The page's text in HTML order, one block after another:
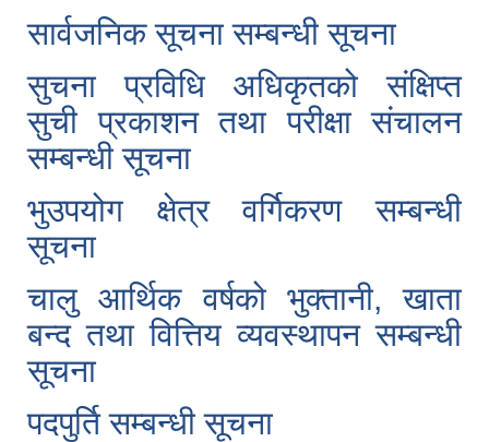
सार्वजनिक सूचना सम्बन्धी सूचना
सुचना प्रविधि अधिकृतको संक्षिप्त
सुची प्रकाशन तथा परीक्षा संचालन
सम्बन्धी सूचना
भुउपयोग क्षेत्र वर्गिकरण सम्बन्धी
सूचना
चालु आर्थिक वर्षको भुक्तानी, खाता
बन्द तथा वित्तिय व्यवस्थापन सम्बन्धी
सूचना
पदपुर्ति सम्बन्धी सूचना